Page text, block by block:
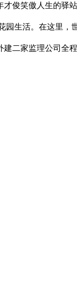
笑傲人生的驿
活。在这里，
家监理公司全